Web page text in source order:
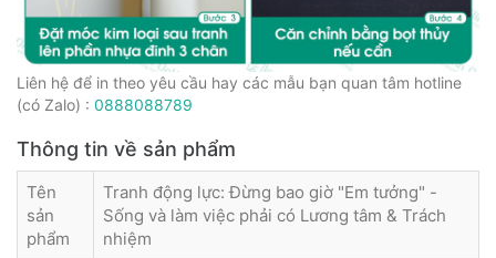
Liên hệ để in theo yêu cầu hay các mẫu bạn quan tâm hotline
(có Zalo) : 0888088789
Thông tin về sản phẩm
Tên
sản
phẩm
Tranh động lực: Đừng bao giờ "Em tưởng" -
Sống và làm việc phải có Lương tâm & Trách
nhiệm